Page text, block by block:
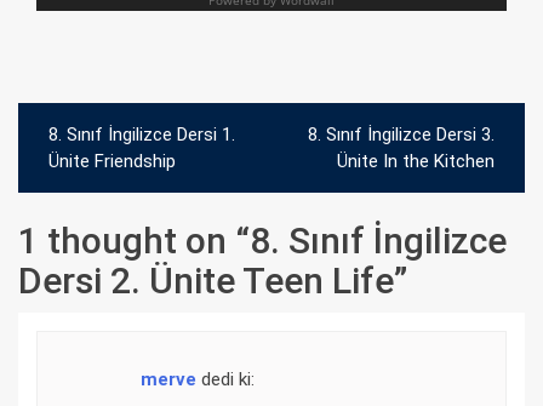
Yazı
gezinmesi
8. Sınıf İngilizce Dersi 1.
Ünite Friendship
8. Sınıf İngilizce Dersi 3.
Ünite In the Kitchen
1 thought on “8. Sınıf İngilizce
Dersi 2. Ünite Teen Life”
merve dedi ki: